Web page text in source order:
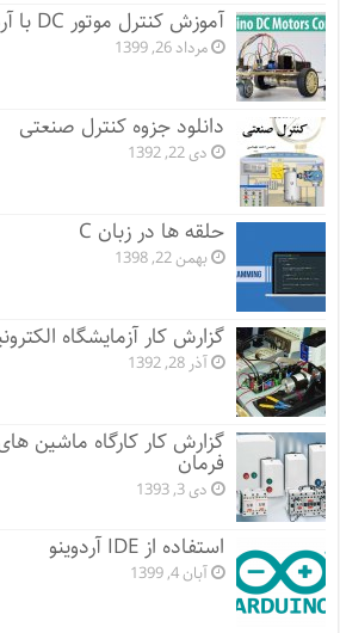
آموزش کنترل موتور DC با آردوینو
مرداد 26, 1399
دانلود جزوه کنترل صنعتی
دی 22, 1392
حلقه ها در زبان C
بهمن 22, 1398
گزارش کار آزمایشگاه
آذر 28, 1392
گزارش کار کارگاه ماشین
فرمان
دی 3, 1393
استفاده از IDE آردوینو
آبان 4, 1399